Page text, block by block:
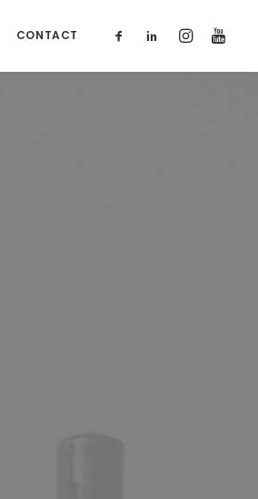
CONTACT